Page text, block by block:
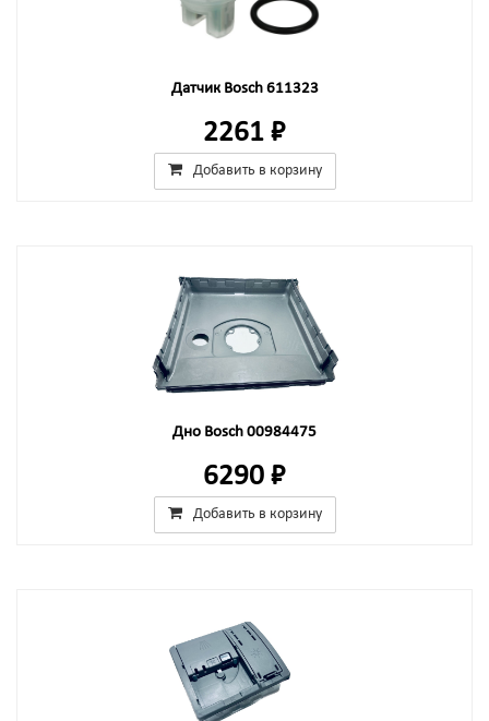
Датчик Bosch 611323
2261 ₽
Добавить в корзину
Дно Bosch 00984475
6290 ₽
Добавить в корзину